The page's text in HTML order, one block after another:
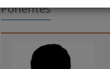
Ponentes